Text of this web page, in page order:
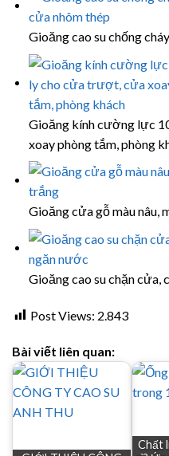
Gioăng cao su chống
Gioăng kính cường lực
xoay phòng tắm, phòng
Gioăng cửa gỗ màu nâu,
Gioăng cao su chặn cửa,
Post Views: 2.843
Bài viết liên quan:
Chất